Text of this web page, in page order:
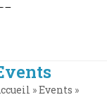
»Events »